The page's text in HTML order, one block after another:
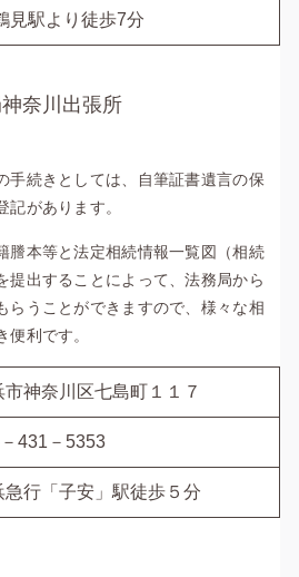
見駅より徒歩7分
奈川出張所
手続きとしては、自筆証書遺言の保
があります。
謄本等と法定相続情報一覧図（相続
提出することによって、法務局から
らうことができますので、様々な相
利です。
市神奈川区七島町１１７
431－5353
急行「子安」駅徒歩５分